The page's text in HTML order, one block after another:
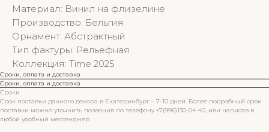
Материал: Винил на флизелине
Производство: Бельгия
Орнамент: Абстрактный
Тип фактуры: Рельефная
Коллекция: Time 2025
Сроки, оплата и доставка
Сроки, оплата и доставка
Сроки
Срок поставки данного декора в Екатеринбург – 7-10 дней. Более подробный срок
поставки можно уточнить позвонив по телефону +7(996)130-04-40, или написав в
любой удобный мессенджер